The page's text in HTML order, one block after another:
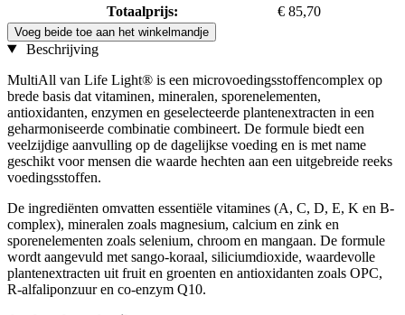
Totaalprijs:
€ 85,70
Voeg beide toe aan het winkelmandje
Beschrijving
MultiAll van Life Light® is een microvoedingsstoffencomplex op
brede basis dat vitaminen, mineralen, sporenelementen,
antioxidanten, enzymen en geselecteerde plantenextracten in een
geharmoniseerde combinatie combineert. De formule biedt een
veelzijdige aanvulling op de dagelijkse voeding en is met name
geschikt voor mensen die waarde hechten aan een uitgebreide reeks
voedingsstoffen.
De ingrediënten omvatten essentiële vitamines (A, C, D, E, K en B-
complex), mineralen zoals magnesium, calcium en zink en
sporenelementen zoals selenium, chroom en mangaan. De formule
wordt aangevuld met sango-koraal, siliciumdioxide, waardevolle
plantenextracten uit fruit en groenten en antioxidanten zoals OPC,
R-alfaliponzuur en co-enzym Q10.